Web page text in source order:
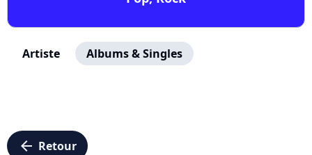
Artiste Albums & Singles
arrow_left Retour